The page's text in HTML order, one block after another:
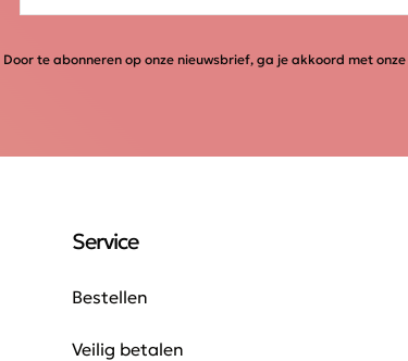
Door te abonneren op onze nieuwsbrief, ga je akkoord met onze
Service
Bestellen
Veilig betalen